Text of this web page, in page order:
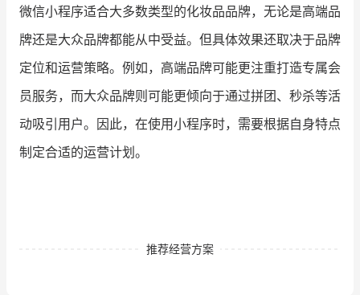
微信小程序适合大多数类型的化妆品品牌，无论是高端品
牌还是大众品牌都能从中受益。但具体效果还取决于品牌
定位和运营策略。例如，高端品牌可能更注重打造专属会
员服务，而大众品牌则可能更倾向于通过拼团、秒杀等活
动吸引用户。因此，在使用小程序时，需要根据自身特点
制定合适的运营计划。
推荐经营方案